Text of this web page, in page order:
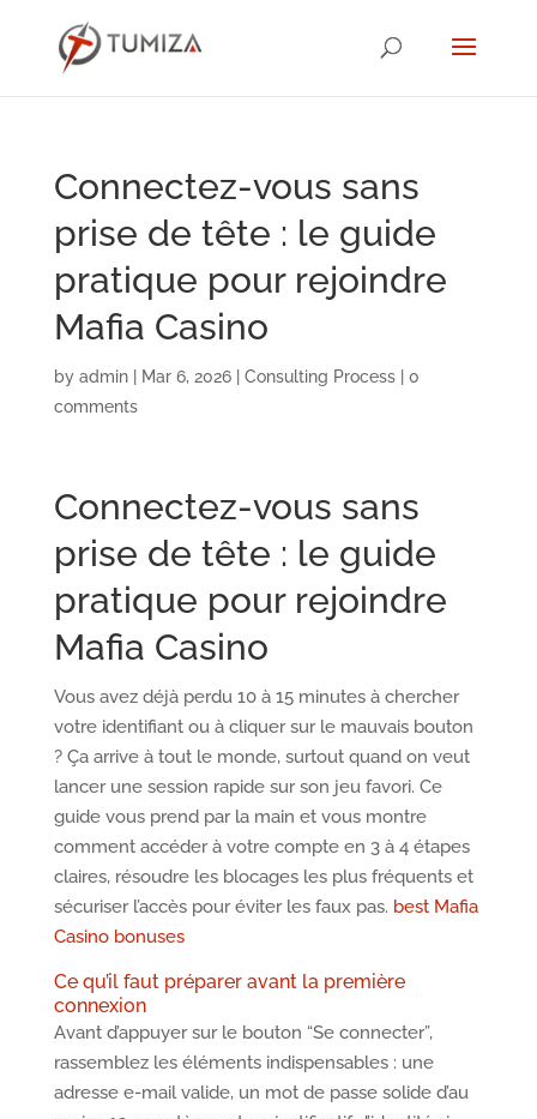
Connectez-vous sans
prise de tête : le guide
pratique pour rejoindre
Mafia Casino
by admin| Mar 6, 2026| Consulting Process| 0
comments
Connectez-vous sans
prise de tête : le guide
pratique pour rejoindre
Mafia Casino
Vous avez déjà perdu 10 à 15 minutes à chercher
votre identifiant ou à cliquer sur le mauvais bouton
? Ça arrive à tout le monde, surtout quand on veut
lancer une session rapide sur son jeu favori. Ce
guide vous prend par la main et vous montre
comment accéder à votre compte en 3 à 4 étapes
claires, résoudre les blocages les plus fréquents et
sécuriser l’accès pour éviter les faux pas. best Mafia
Casino bonuses
Ce qu’il faut préparer avant la première
connexion
Avant d’appuyer sur le bouton “Se connecter”,
rassemblez les éléments indispensables : une
adresse e-mail valide, un mot de passe solide d’au